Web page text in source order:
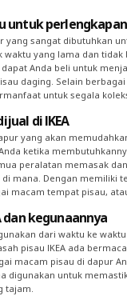
untuk
yang sangat dibutuhkan
yang lama dan
Anda beli untuk
daging. Selain
untuk segala
di IKEA
yang akan
ketika
peralatan memasak
mana. Dengan memiliki
macam tempat pisau,
dan kegunaannya
dari waktu ke
pisau IKEA ada
macam pisau di dapur
digunakan untuk
tajam.